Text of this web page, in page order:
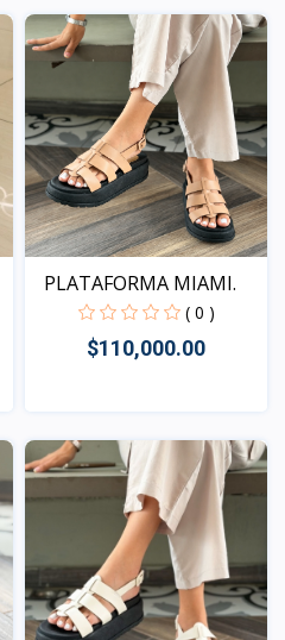
PLATAFORMA MIAMI.
( 0 )
$110,000.00
Vista